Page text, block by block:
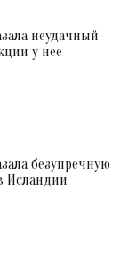
неудачный
у нее
безупречную
Исландии